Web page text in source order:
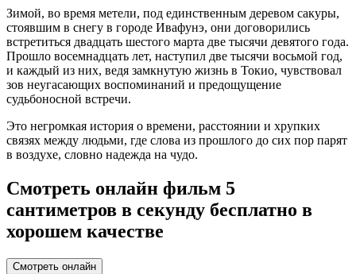
Зимой, во время метели, под единственным деревом сакуры,
стоявшим в снегу в городе Ивафунэ, они договорились
встретиться двадцать шестого марта две тысячи девятого года.
Прошло восемнадцать лет, наступил две тысячи восьмой год,
и каждый из них, ведя замкнутую жизнь в Токио, чувствовал
зов неугасающих воспоминаний и предощущение
судьбоносной встречи.
Это негромкая история о времени, расстоянии и хрупких
связях между людьми, где слова из прошлого до сих пор парят
в воздухе, словно надежда на чудо.
Смотреть онлайн фильм 5
сантиметров в секунду бесплатно в
хорошем качестве
Смотреть онлайн